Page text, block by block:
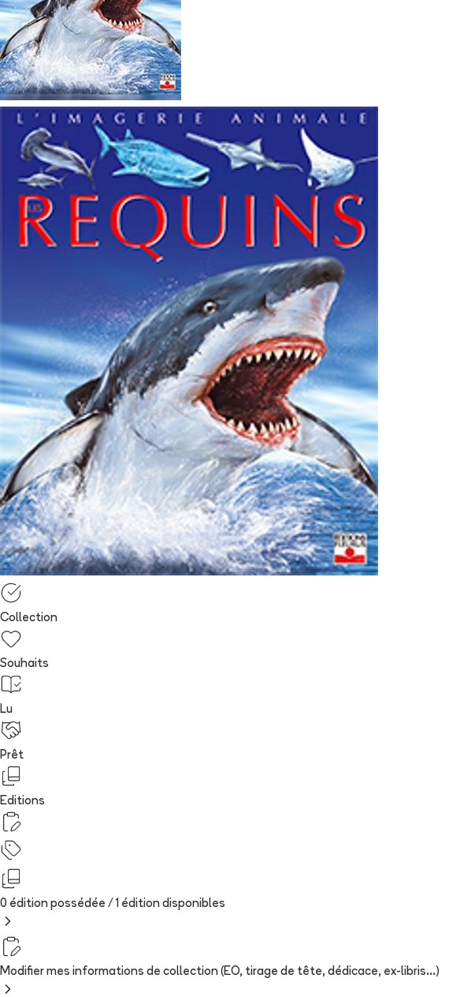
Collection
Souhaits
Lu
Prêt
Editions
0 édition possédée / 1 édition disponibles
Modifier mes informations de collection (EO, tirage de tête, dédicace, ex-libris...)